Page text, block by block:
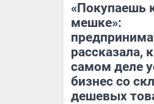
«Покупаешь
мешке»:
рассказала,
самом деле
бизнес со
дешевых